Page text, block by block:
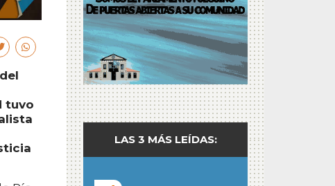
tuvo
LAS 3 MÁS LEÍDAS: